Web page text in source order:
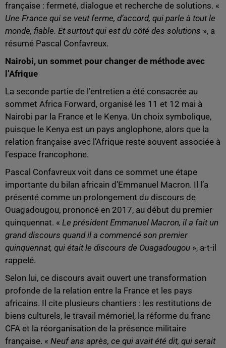
française : fermeté, dialogue et recherche de solutions. «
Une France qui se veut ferme, d’accord, qui parle à tout le
monde, fiable. Et surtout qui est du côté des solutions », a
résumé Pascal Confavreux.
Nairobi, un sommet pour changer de méthode avec
l’Afrique
La seconde partie de l’entretien a été consacrée au
sommet Africa Forward, organisé les 11 et 12 mai à
Nairobi par la France et le Kenya. Un choix symbolique,
puisque le Kenya est un pays anglophone, alors que la
relation française avec l’Afrique reste souvent associée à
l’espace francophone.
Pascal Confavreux voit dans ce sommet une étape
importante du bilan africain d’Emmanuel Macron. Il l’a
présenté comme un prolongement du discours de
Ouagadougou, prononcé en 2017, au début du premier
quinquennat. « Le président Emmanuel Macron, il a fait un
grand discours quand il a commencé son premier
quinquennat, qui était le discours de Ouagadougou », a-t-il
rappelé.
Selon lui, ce discours avait ouvert une transformation
profonde de la relation entre la France et les pays
africains. Il cite plusieurs chantiers : les restitutions de
biens culturels, le travail mémoriel, la réforme du franc
CFA et la réorganisation de la présence militaire
française. « Neuf ans après, ce qui avait été dit, qui serait